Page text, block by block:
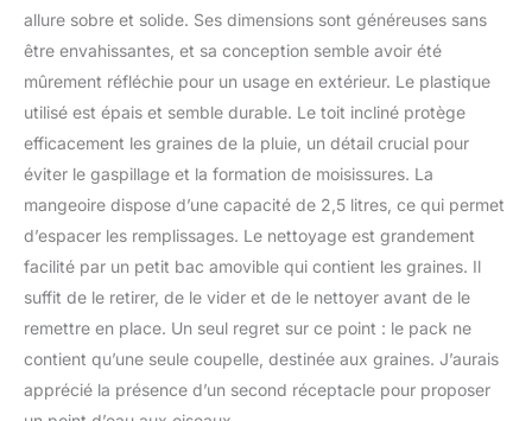
grande capacité de 2,5 l
peut stocker assez de
nourriture pour les
oiseaux afin que vous
n'ayez pas besoin
d'ajouter de la nourriture
oiseaux. WiFi 2,4 GHz et
caméra solaire/alimentée
par batterie : avec une
antenne de 5 dBi, la
pour oiseaux Tutoview
prend en charge une
connexion Wi-Fi 2,4 GHz
plus stable (5 GHz non
allure sobre et solide. Ses dimensions sont généreuses sans
être envahissantes, et sa conception semble avoir été
mûrement réfléchie pour un usage en extérieur. Le plastique
utilisé est épais et semble durable. Le toit incliné protège
efficacement les graines de la pluie, un détail crucial pour
éviter le gaspillage et la formation de moisissures. La
mangeoire dispose d’une capacité de 2,5 litres, ce qui permet
d’espacer les remplissages. Le nettoyage est grandement
facilité par un petit bac amovible qui contient les graines. Il
suffit de le retirer, de le vider et de le nettoyer avant de le
remettre en place. Un seul regret sur ce point : le pack ne
contient qu’une seule coupelle, destinée aux graines. J’aurais
apprécié la présence d’un second réceptacle pour proposer